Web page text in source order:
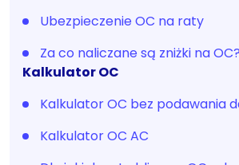
Ubezpieczenie OC na raty
Za co naliczane są zniżki na OC?
Kalkulator OC
Kalkulator OC bez podawania
Kalkulator OC AC